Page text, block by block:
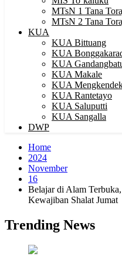
MTsN 1 Tana
MTsN 2 Tana
KUA
KUA Bittuang
KUA
KUA
KUA Makale
KUA
KUA Rantetayo
KUA Saluputti
KUA Sangalla
DWP
Home
2024
November
16
Belajar di Alam
Kewajiban Shalat Jumat
Trending News